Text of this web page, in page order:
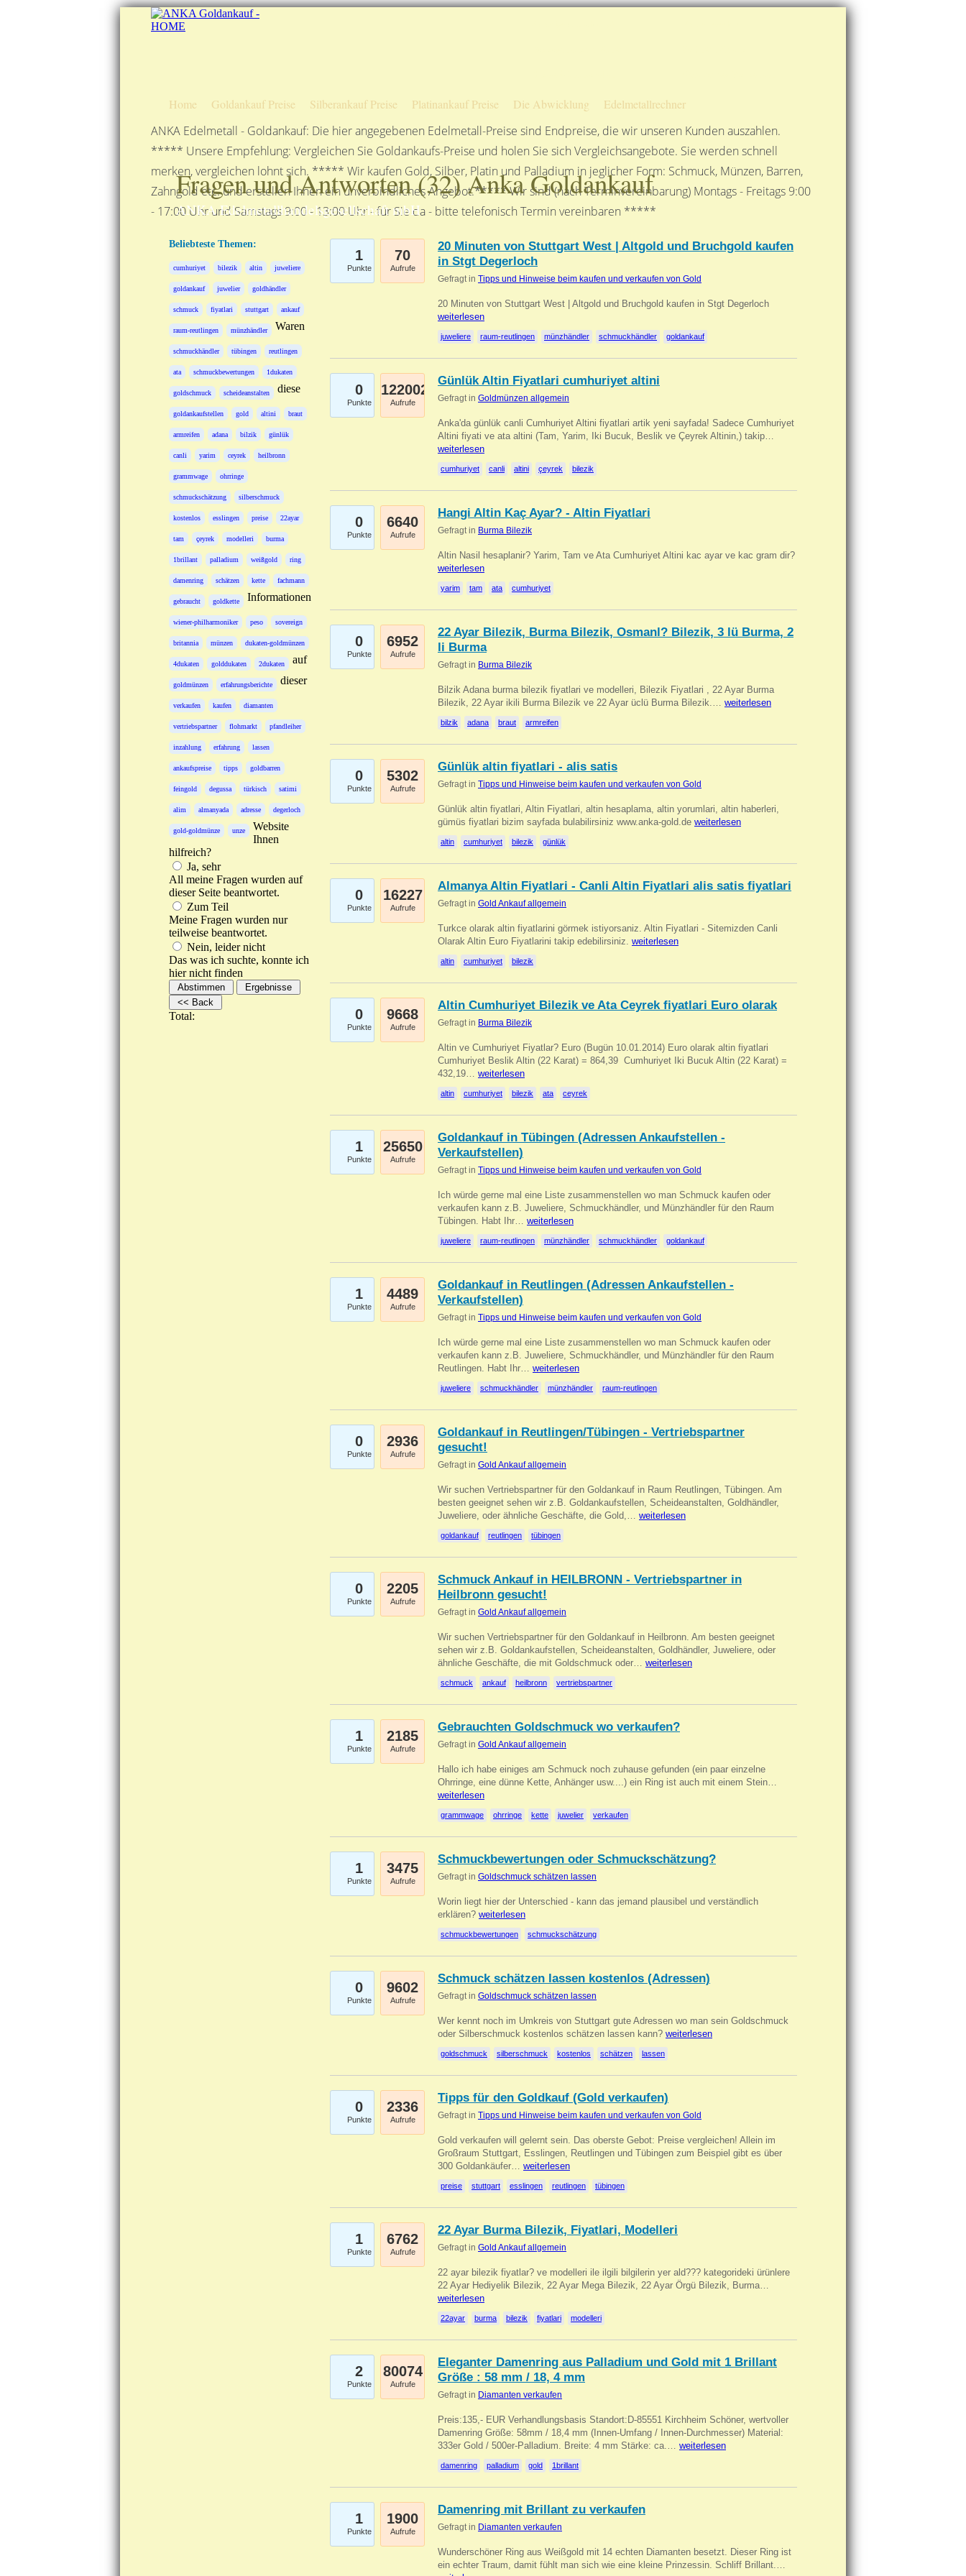
Home Goldankauf Preise Silberankauf Preise Platinankauf Preise Die Abwicklung Edelmetallrechner
ANKA Edelmetall - Goldankauf: Die hier angegebenen Edelmetall-Preise sind Endpreise, die wir unseren Kunden auszahlen.
***** Unsere Empfehlung: Vergleichen Sie Goldankaufs-Preise und holen Sie sich Vergleichsangebote. Sie werden schnell
merken, vergleichen lohnt sich. ***** Wir kaufen Gold, Silber, Platin und Palladium in jeglicher Form: Schmuck, Münzen, Barren,
Zahngold etc. und erstellen Ihnen ein unverbindliches Angebot.***** Wir sind (nach Terminvereinbarung) Montags - Freitags 9:00
- 17:00 Uhr und Samstags 9:00 - 13:00 Uhr - für Sie da - bitte telefonisch Termin vereinbaren *****
Fragen und Antworten (32) Anka Goldankauf
ANKA Edelmetallhandelsgesellschaft mbH
Beliebteste Themen:
cumhuriyet bilezik altin juweliere
goldankauf juwelier goldhändler
schmuck fiyatlari stuttgart ankauf
raum-reutlingen münzhändler
schmuckhändler tübingen reutlingen
ata schmuckbewertungen 1dukaten
goldschmuck scheideanstalten
goldankaufstellen gold altini braut
armreifen adana bilzik günlük
canli yarim ceyrek heilbronn
grammwage ohrringe
schmuckschätzung silberschmuck
kostenlos esslingen preise 22ayar
tam çeyrek modelleri burma
1brillant palladium weißgold ring
damenring schätzen kette fachmann
gebraucht goldkette
wiener-philharmoniker peso sovereign
britannia münzen dukaten-goldmünzen
4dukaten golddukaten 2dukaten
goldmünzen erfahrungsberichte
verkaufen kaufen diamanten
vertriebspartner flohmarkt pfandleiher
inzahlung erfahrung lassen
ankaufspreise tipps goldbarren
feingold degussa türkisch satimi
alim almanyada adresse degerloch
gold-goldmünze unze
Waren
diese
Informationen
auf
dieser
Website
Ihnen
hilfreich?
Ja, sehr
All meine Fragen wurden auf
dieser Seite beantwortet.
Zum Teil
Meine Fragen wurden nur
teilweise beantwortet.
Nein, leider nicht
Das was ich suchte, konnte ich
hier nicht finden
Total:
1
Punkte
70
Aufrufe
20 Minuten von Stuttgart West | Altgold und Bruchgold kaufen
in Stgt Degerloch
Gefragt in Tipps und Hinweise beim kaufen und verkaufen von Gold
20 Minuten von Stuttgart West | Altgold und Bruchgold kaufen in Stgt Degerloch
weiterlesen
juweliere raum-reutlingen münzhändler schmuckhändler goldankauf
0
Punkte
122002
Aufrufe
Günlük Altin Fiyatlari cumhuriyet altini
Gefragt in Goldmünzen allgemein
Anka'da günlük canli Cumhuriyet Altini fiyatlari artik yeni sayfada! Sadece Cumhuriyet
Altini fiyati ve ata altini (Tam, Yarim, Iki Bucuk, Beslik ve Çeyrek Altinin,) takip…
weiterlesen
cumhuriyet canli altini çeyrek bilezik
0
Punkte
6640
Aufrufe
Hangi Altin Kaç Ayar? - Altin Fiyatlari
Gefragt in Burma Bilezik
Altin Nasil hesaplanir? Yarim, Tam ve Ata Cumhuriyet Altini kac ayar ve kac gram dir?
weiterlesen
yarim tam ata cumhuriyet
0
Punkte
6952
Aufrufe
22 Ayar Bilezik, Burma Bilezik, Osmanl? Bilezik, 3 lü Burma, 2
li Burma
Gefragt in Burma Bilezik
Bilzik Adana burma bilezik fiyatlari ve modelleri, Bilezik Fiyatlari , 22 Ayar Burma
Bilezik, 22 Ayar ikili Burma Bilezik ve 22 Ayar üclü Burma Bilezik.… weiterlesen
bilzik adana braut armreifen
0
Punkte
5302
Aufrufe
Günlük altin fiyatlari - alis satis
Gefragt in Tipps und Hinweise beim kaufen und verkaufen von Gold
Günlük altin fiyatlari, Altin Fiyatlari, altin hesaplama, altin yorumlari, altin haberleri,
gümüs fiyatlari bizim sayfada bulabilirsiniz www.anka-gold.de weiterlesen
altin cumhuriyet bilezik günlük
0
Punkte
16227
Aufrufe
Almanya Altin Fiyatlari - Canli Altin Fiyatlari alis satis fiyatlari
Gefragt in Gold Ankauf allgemein
Turkce olarak altin fiyatlarini görmek istiyorsaniz. Altin Fiyatlari - Sitemizden Canli
Olarak Altin Euro Fiyatlarini takip edebilirsiniz. weiterlesen
altin cumhuriyet bilezik
0
Punkte
9668
Aufrufe
Altin Cumhuriyet Bilezik ve Ata Ceyrek fiyatlari Euro olarak
Gefragt in Burma Bilezik
Altin ve Cumhuriyet Fiyatlar? Euro (Bugün 10.01.2014) Euro olarak altin fiyatlari
Cumhuriyet Beslik Altin (22 Karat) = 864,39  Cumhuriyet Iki Bucuk Altin (22 Karat) =
432,19… weiterlesen
altin cumhuriyet bilezik ata ceyrek
1
Punkte
25650
Aufrufe
Goldankauf in Tübingen (Adressen Ankaufstellen -
Verkaufstellen)
Gefragt in Tipps und Hinweise beim kaufen und verkaufen von Gold
Ich würde gerne mal eine Liste zusammenstellen wo man Schmuck kaufen oder
verkaufen kann z.B. Juweliere, Schmuckhändler, und Münzhändler für den Raum
Tübingen. Habt Ihr… weiterlesen
juweliere raum-reutlingen münzhändler schmuckhändler goldankauf
1
Punkte
4489
Aufrufe
Goldankauf in Reutlingen (Adressen Ankaufstellen -
Verkaufstellen)
Gefragt in Tipps und Hinweise beim kaufen und verkaufen von Gold
Ich würde gerne mal eine Liste zusammenstellen wo man Schmuck kaufen oder
verkaufen kann z.B. Juweliere, Schmuckhändler, und Münzhändler für den Raum
Reutlingen. Habt Ihr… weiterlesen
juweliere schmuckhändler münzhändler raum-reutlingen
0
Punkte
2936
Aufrufe
Goldankauf in Reutlingen/Tübingen - Vertriebspartner
gesucht!
Gefragt in Gold Ankauf allgemein
Wir suchen Vertriebspartner für den Goldankauf in Raum Reutlingen, Tübingen. Am
besten geeignet sehen wir z.B. Goldankaufstellen, Scheideanstalten, Goldhändler,
Juweliere, oder ähnliche Geschäfte, die Gold,… weiterlesen
goldankauf reutlingen tübingen
0
Punkte
2205
Aufrufe
Schmuck Ankauf in HEILBRONN - Vertriebspartner in
Heilbronn gesucht!
Gefragt in Gold Ankauf allgemein
Wir suchen Vertriebspartner für den Goldankauf in Heilbronn. Am besten geeignet
sehen wir z.B. Goldankaufstellen, Scheideanstalten, Goldhändler, Juweliere, oder
ähnliche Geschäfte, die mit Goldschmuck oder… weiterlesen
schmuck ankauf heilbronn vertriebspartner
1
Punkte
2185
Aufrufe
Gebrauchten Goldschmuck wo verkaufen?
Gefragt in Gold Ankauf allgemein
Hallo ich habe einiges am Schmuck noch zuhause gefunden (ein paar einzelne
Ohrringe, eine dünne Kette, Anhänger usw....) ein Ring ist auch mit einem Stein…
weiterlesen
grammwage ohrringe kette juwelier verkaufen
1
Punkte
3475
Aufrufe
Schmuckbewertungen oder Schmuckschätzung?
Gefragt in Goldschmuck schätzen lassen
Worin liegt hier der Unterschied - kann das jemand plausibel und verständlich
erklären? weiterlesen
schmuckbewertungen schmuckschätzung
0
Punkte
9602
Aufrufe
Schmuck schätzen lassen kostenlos (Adressen)
Gefragt in Goldschmuck schätzen lassen
Wer kennt noch im Umkreis von Stuttgart gute Adressen wo man sein Goldschmuck
oder Silberschmuck kostenlos schätzen lassen kann? weiterlesen
goldschmuck silberschmuck kostenlos schätzen lassen
0
Punkte
2336
Aufrufe
Tipps für den Goldkauf (Gold verkaufen)
Gefragt in Tipps und Hinweise beim kaufen und verkaufen von Gold
Gold verkaufen will gelernt sein. Das oberste Gebot: Preise vergleichen! Allein im
Großraum Stuttgart, Esslingen, Reutlingen und Tübingen zum Beispiel gibt es über
300 Goldankäufer… weiterlesen
preise stuttgart esslingen reutlingen tübingen
1
Punkte
6762
Aufrufe
22 Ayar Burma Bilezik, Fiyatlari, Modelleri
Gefragt in Gold Ankauf allgemein
22 ayar bilezik fiyatlar? ve modelleri ile ilgili bilgilerin yer ald??? kategorideki ürünlere
22 Ayar Hediyelik Bilezik, 22 Ayar Mega Bilezik, 22 Ayar Örgü Bilezik, Burma…
weiterlesen
22ayar burma bilezik fiyatlari modelleri
2
Punkte
80074
Aufrufe
Eleganter Damenring aus Palladium und Gold mit 1 Brillant
Größe : 58 mm / 18, 4 mm
Gefragt in Diamanten verkaufen
Preis:135,- EUR Verhandlungsbasis Standort:D-85551 Kirchheim Schöner, wertvoller
Damenring Größe: 58mm / 18,4 mm (Innen-Umfang / Innen-Durchmesser) Material:
333er Gold / 500er-Palladium. Breite: 4 mm Stärke: ca.… weiterlesen
damenring palladium gold 1brillant
1
Punkte
1900
Aufrufe
Damenring mit Brillant zu verkaufen
Gefragt in Diamanten verkaufen
Wunderschöner Ring aus Weißgold mit 14 echten Diamanten besetzt. Dieser Ring ist
ein echter Traum, damit fühlt man sich wie eine kleine Prinzessin. Schliff Brillant.…